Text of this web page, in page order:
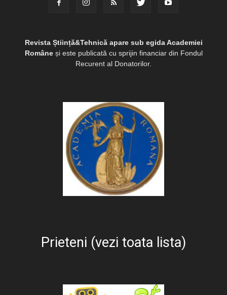
Revista Știință&Tehnică apare sub egida Academiei
Româneși este publicată cu sprijin financiar din Fondul
Recurent al Donatorilor.
Prieteni (vezi toata lista)